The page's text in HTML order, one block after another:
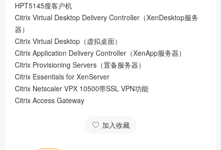
HPT5145瘦客户机
Citrix Virtual Desktop Delivery Controller（XenDesktop服务
器）
Citrix Virtual Desktop（虚拟桌面）
Citrix Application Delivery Controller（XenApp服务器）
Citrix Provisioning Servers（置备服务器）
Citrix Essentials for XenServer
Citrix Netscaler VPX 10500带SSL VPN功能
Citrix Access Gateway
加入收藏